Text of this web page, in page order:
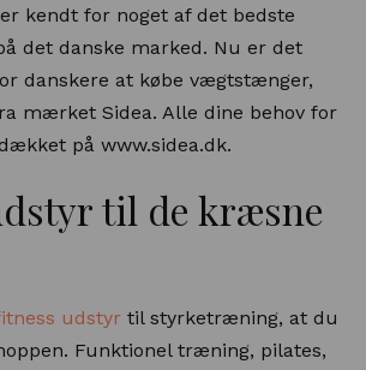
kendt for noget af det bedste
det danske marked. Nu er det
danskere at købe vægtstænger,
mærket Sidea. Alle dine behov for
på www.sidea.dk.
til de kræsne
udstyr til styrketræning, at du
Funktionel træning, pilates,